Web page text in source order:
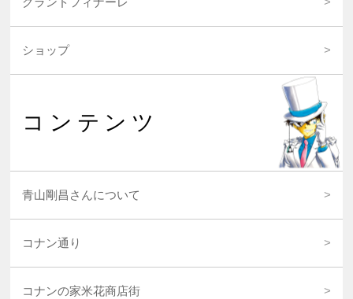
ショップ
コンテンツ
青山剛昌さんについて
コナン通り
コナンの家米花商店街